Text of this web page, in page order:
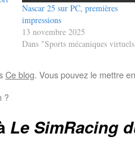
Nascar 25 sur PC, premières
impressions
13 novembre 2025
Dans "Sports mécaniques
Ce blog. Vous pouvez le mettre
?
Le SimRacing